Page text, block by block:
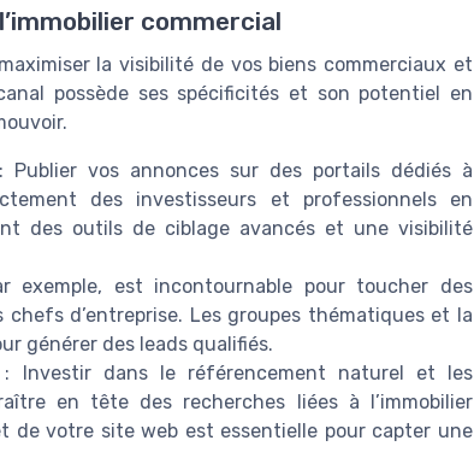
commercial
la visibilité de vos biens commerciaux et
possède ses spécificités et son potentiel en
: Publier vos annonces sur des portails dédiés à
des investisseurs et professionnels en
des outils de ciblage avancés et une visibilité
exemple, est incontournable pour toucher des
d’entreprise. Les groupes thématiques et la
générer des leads qualifiés.
: Investir dans le référencement naturel et les
en tête des recherches liées à l’immobilier
de votre site web est essentielle pour capter une